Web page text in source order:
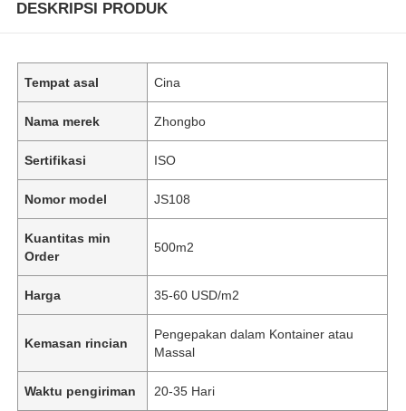
DESKRIPSI PRODUK
Tempat asal Cina
Nama merek Zhongbo
Sertifikasi ISO
Nomor model JS108
Kuantitas min
Order
500m2
Harga 35-60 USD/m2
Kemasan rincian
Pengepakan dalam Kontainer atau
Massal
Waktu pengiriman 20-35 Hari